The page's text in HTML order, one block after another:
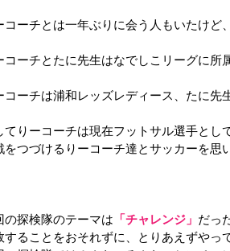
コーチとは一年ぶりに会う人もいたけど
コーチとたに先生はなでしこリーグに所
コーチは浦和レッズレディース、たに先
てりーコーチは現在フットサル選手とし
をつづけるりーコーチ達とサッカーを思
の探検隊のテーマは 「チャレンジ」 だっ
することをおそれずに、とりあえずやっ